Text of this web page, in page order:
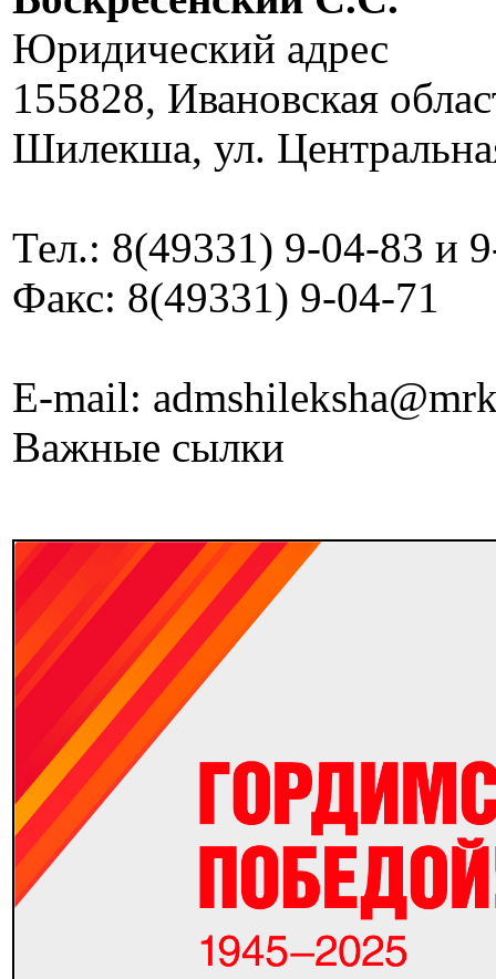
Юридический адрес
155828, Ивановская
Шилекша, ул.
Тел.: 8(49331) 9-04-83 и
Факс: 8(49331) 9-04-71
E-mail:
Важные сылки